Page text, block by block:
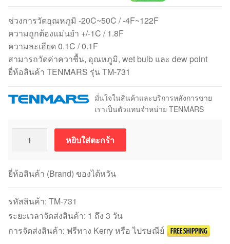
ช่วงการวัดอุณหภูมิ -20C~50C / -4F~122F
ความถูกต้องแม่นยำ +/-1C / 1.8F
ความละเอียด 0.1C / 0.1F
สามารถวัดค่าควาชื้น, อุณหภูมิ, wet bulb และ dew point
ยี่ห้อสินค้า TENMARS รุ่น TM-731
มั่นใจในสินค้าและบริการหลังการขาย
เราเป็นตัวแทนจำหน่าย TENMARS
TENMARS
รุ่น
TM-
731
เครื่อง
วัด
อุณหภูมิ
และ
หยิบใส่ตะกร้า
ยี่ห้อสินค้า (Brand) ของไต้หวัน
รหัสสินค้า: TM-731
ระยะเวลาจัดส่งสินค้า: 1 ถึง 3 วัน
การจัดส่งสินค้า: ฟรีทาง Kerry หรือ ไปรษณีย์